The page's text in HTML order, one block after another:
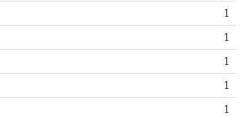
1
1
1
1
1